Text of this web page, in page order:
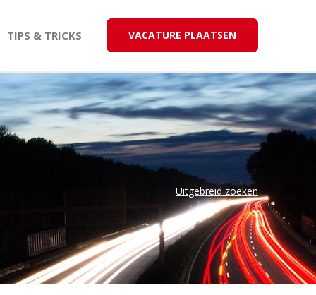
TIPS & TRICKS VACATURE PLAATSEN
Uitgebreid zoeken